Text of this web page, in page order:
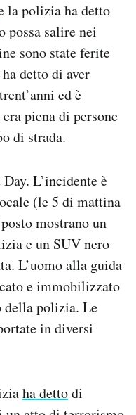
la polizia ha detto
possa salire nei
sono state ferite
detto di aver
ed è
piena di persone
di strada.
L’incidente è
(le 5 di mattina
mostrano un
e un SUV nero
L’uomo alla guida
e immobilizzato
della polizia. Le
in diversi
ha dettodi